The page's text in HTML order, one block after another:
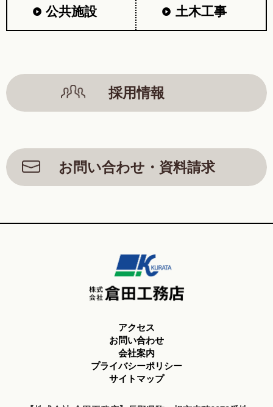
公共施設 土木工事
採用情報
お問い合わせ・資料請求
アクセス
お問い合わせ
会社案内
プライバシーポリシー
サイトマップ